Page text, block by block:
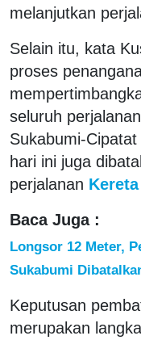
melanjutkan
Selain itu, kata
proses
seluruh
Sukabumi-
hari ini juga
perjalanan
Baca Juga :
Longsor 12 Meter,
Sukabumi
Keputusan
merupakan